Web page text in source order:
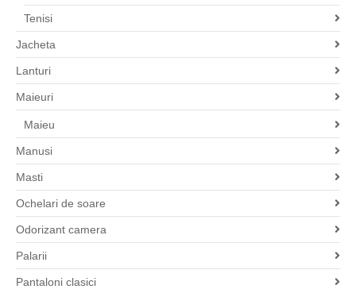
Tenisi
Jacheta
Lanturi
Maieuri
Maieu
Manusi
Masti
Ochelari de soare
Odorizant camera
Palarii
Pantaloni clasici